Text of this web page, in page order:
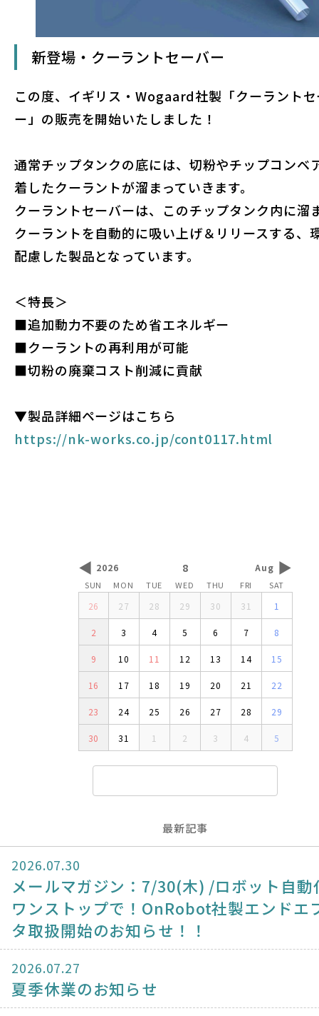
◀ 2026 8 Aug ▶
SUN MON TUE WED THU FRI SAT
26 27 28 29 30 31 1
2 3 4 5 6 7 8
9 10 11 12 13 14 15
16 17 18 19 20 21 22
23 24 25 26 27 28 29
30 31 1 2 3 4 5
最新記事
2026.07.30
メールマガジン：7/30(木) /ロボット自動
ワンストップで！OnRobot社製エンドエ
タ取扱開始のお知らせ！！
2026.07.27
夏季休業のお知らせ
新登場・クーラントセーバー
この度、イギリス・Wogaard社製「クーラント
ー」の販売を開始いたしました！
通常チップタンクの底には、切粉やチップコンベ
着したクーラントが溜まっていきます。
クーラントセーバーは、このチップタンク内に溜
クーラントを自動的に吸い上げ＆リリースする、
配慮した製品となっています。
＜特長＞
■追加動力不要のため省エネルギー
■クーラントの再利用が可能
■切粉の廃棄コスト削減に貢献
▼製品詳細ページはこちら
https://nk-works.co.jp/cont0117.html